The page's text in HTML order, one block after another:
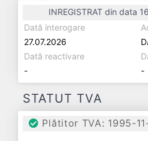
INREGISTRAT din data
Dată interogare
27.07.2026
Dată reactivare
-
-
STATUT TVA
Plătitor TVA: 1995-